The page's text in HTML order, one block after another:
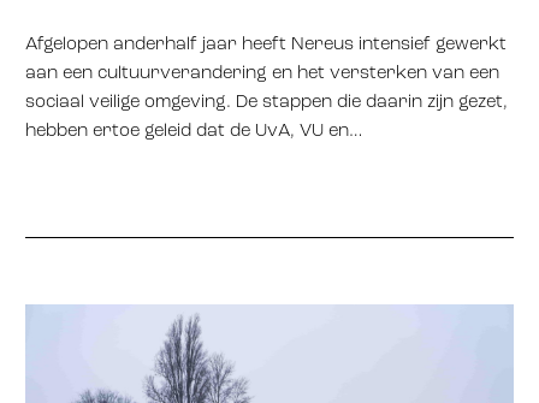
Afgelopen anderhalf jaar heeft Nereus intensief gewerkt
aan een cultuurverandering en het versterken van een
sociaal veilige omgeving. De stappen die daarin zijn gezet,
hebben ertoe geleid dat de UvA, VU en…